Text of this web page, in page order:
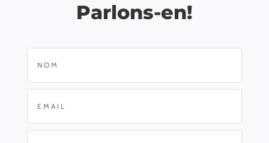
Parlons-en!